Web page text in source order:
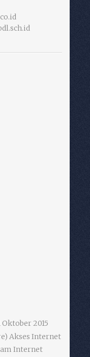
2015
Akses Internet
Internet